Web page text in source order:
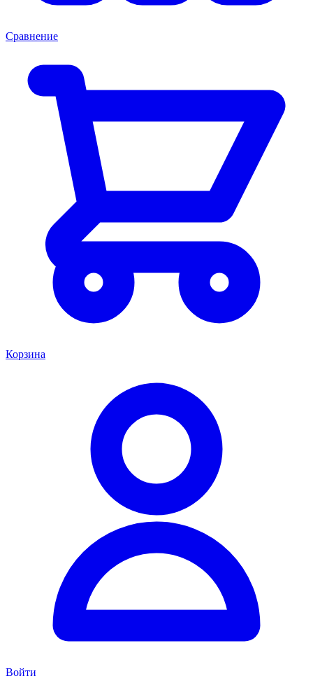
Сравнение
Корзина
Войти